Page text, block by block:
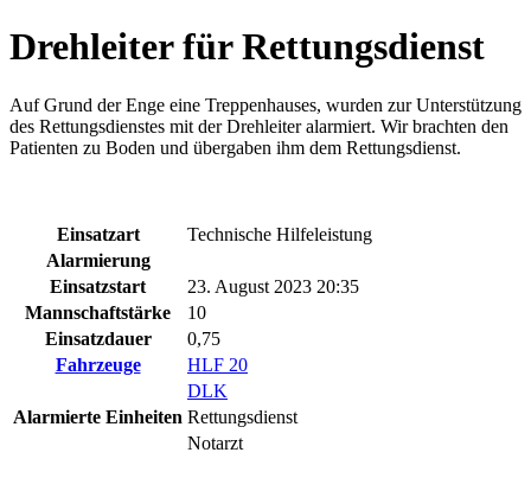
Drehleiter für Rettungsdienst
Auf Grund der Enge eine Treppenhauses, wurden zur Unterstützung
des Rettungsdienstes mit der Drehleiter alarmiert. Wir brachten den
Patienten zu Boden und übergaben ihm dem Rettungsdienst.
Einsatzart
Technische Hilfeleistung
Alarmierung
Einsatzstart
23. August 2023 20:35
Mannschaftstärke
10
Einsatzdauer
0,75
Fahrzeuge
HLF 20
DLK
Alarmierte Einheiten Rettungsdienst
Notarzt